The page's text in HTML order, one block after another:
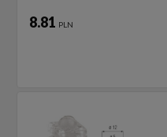
8.81 PLN